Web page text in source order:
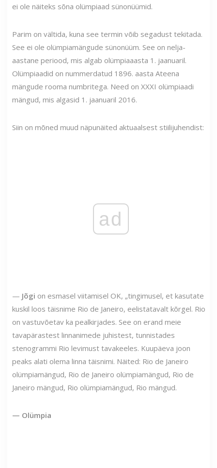
ei ole näiteks sõna olümpiaad sünonüümid.
Parim on vältida, kuna see termin võib segadust tekitada.
See ei ole olümpiamängude sünonüüm. See on nelja-
aastane periood, mis algab olümpiaaasta 1. jaanuaril.
Olümpiaadid on nummerdatud 1896. aasta Ateena
mängude rooma numbritega. Need on XXXI olümpiaadi
mängud, mis algasid 1. jaanuaril 2016.
Siin on mõned muud näpunäited aktuaalsest stiilijuhendist:
ad
— Jõgi on esmasel viitamisel OK, „tingimusel, et kasutate
kuskil loos täisnime Rio de Janeiro, eelistatavalt kõrgel. Rio
on vastuvõetav ka pealkirjades. See on erand meie
tavapärastest linnanimede juhistest, tunnistades
stenogrammi Rio levimust tavakeeles. Kuupäeva joon
peaks alati olema linna täisnimi. Näited: Rio de Janeiro
olümpiamängud, Rio de Janeiro olümpiamängud, Rio de
Janeiro mängud, Rio olümpiamängud, Rio mängud.
— Olümpia